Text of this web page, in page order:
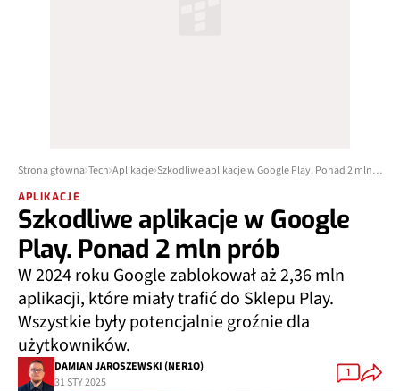
Strona główna Tech Aplikacje Szkodliwe aplikacje w Google Play. Ponad 2 mln prób
APLIKACJE
Szkodliwe aplikacje w Google
Play. Ponad 2 mln prób
W 2024 roku Google zablokował aż 2,36 mln
aplikacji, które miały trafić do Sklepu Play.
Wszystkie były potencjalnie groźnie dla
użytkowników.
DAMIAN JAROSZEWSKI (NER1O)
31 STY 2025
1